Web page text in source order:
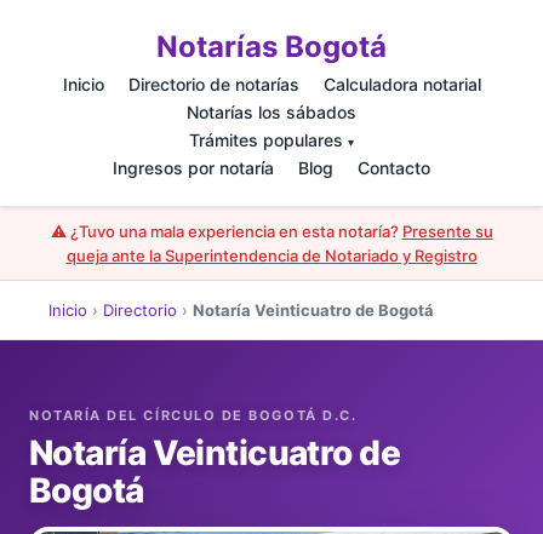
Notarías Bogotá
Inicio Directorio de notarías
Calculadora notarial
Notarías los sábados
Trámites populares ▾
Ingresos por notaría Blog Contacto
⚠️ ¿Tuvo una mala experiencia en esta notaría? Presente su
queja ante la Superintendencia de Notariado y Registro
Inicio › Directorio › Notaría Veinticuatro de Bogotá
Notaría Veinticuatro de
Bogotá